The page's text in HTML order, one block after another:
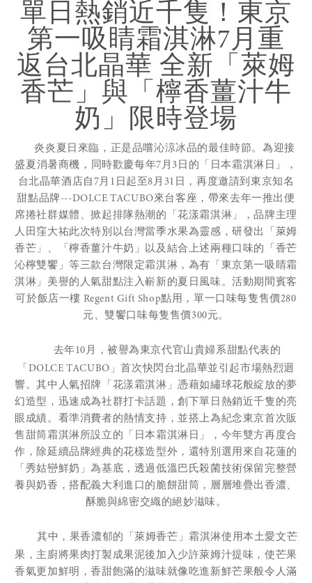
獎項肯定
麗晶精品
永續晶華
關
單日熱銷近千隻！東京
第一吸睛霜淇淋7月重
返台北晶華 全新「萊姆
香芒」與「檸香薑汁牛
奶」限時登場
炎炎夏日來臨，正是品嚐沁涼冰品的最佳時節。為迎接
盛夏消暑商機，同時歡慶每年7月3日的「日本霜淇淋日」，
台北晶華酒店自7月1日起至8月31日，再度邀請到東京知名
甜點品牌---DOLCE TACUBO來台客座，帶來去年一推出便
席捲社群媒體、掀起排隊熱潮的「花漾霜淇淋」，品牌主理
人田窪大祐此次特別以台灣當季水果為靈感，研發出「萊姆
香芒」、「檸香薑汁牛奶」以及結合上述兩種口味的「香芒
沁檸雙饗」等三款台灣限定霜淇淋，為有「東京第一吸睛霜
淇淋」美譽的人氣甜點注入嶄新的夏日風味。活動期間賓客
可於飯店一樓 Regent Gift Shop點用，單一口味每隻售價280
元、雙饗口味每隻售價300元。
去年10月，被譽為東京代官山貴婦系甜點代表的
「DOLCE TACUBO」首次快閃台北晶華並引起市場熱烈迴
響。其中人氣招牌「花漾霜淇淋」憑藉如繡球花般綻放的夢
幻造型，迅速成為社群打卡話題，創下單日熱銷近千隻的亮
眼成績。看準消費者的熱情支持，並搭上為紀念東京首次販
售甜筒霜淇淋所設立的「日本霜淇淋日」，今年雙方再度合
作，除延續品牌經典的花樣造型外，還特別選用來自花蓮的
「秀姑巒鮮奶」為基底，透過低溫巴氏殺菌技術保留完整營
養與奶香，搭配義大利進口的脆餅甜筒，層層堆疊出香濃、
酥脆與綿密交織的絕妙滋味。
其中，果香濃郁的「萊姆香芒」霜淇淋使用本土愛文芒
果，主廚將果肉打製成果泥後加入少許萊姆汁提味，使芒果
香氣更加鮮明，香甜飽滿的滋味就像吃進新鮮芒果般令人滿